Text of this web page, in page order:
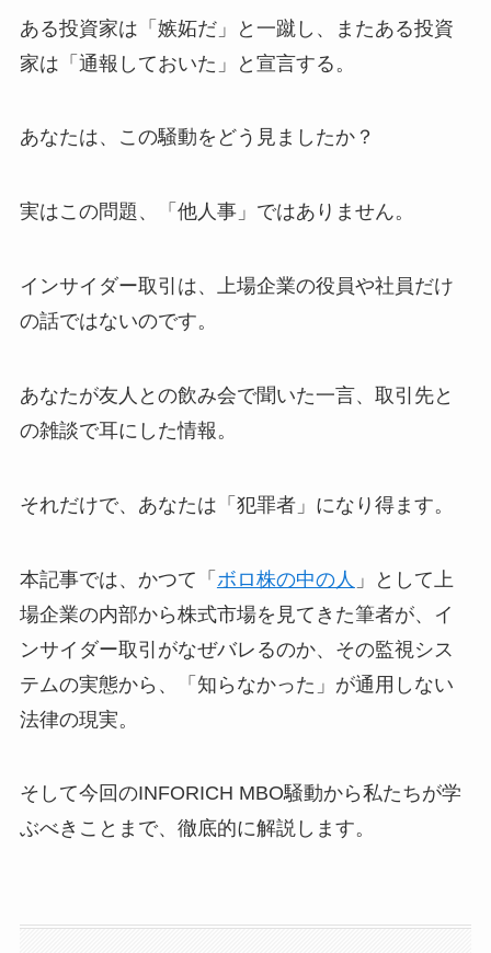
ある投資家は「嫉妬だ」と一蹴し、またある投資
家は「通報しておいた」と宣言する。
あなたは、この騒動をどう見ましたか？
実はこの問題、「他人事」ではありません。
インサイダー取引は、上場企業の役員や社員だけ
の話ではないのです。
あなたが友人との飲み会で聞いた一言、取引先と
の雑談で耳にした情報。
それだけで、あなたは「犯罪者」になり得ます。
本記事では、かつて「 ボロ株の中の人 」として上
場企業の内部から株式市場を見てきた筆者が、イ
ンサイダー取引がなぜバレるのか、その監視シス
テムの実態から、「知らなかった」が通用しない
法律の現実。
そして今回のINFORICH MBO騒動から私たちが学
ぶべきことまで、徹底的に解説します。